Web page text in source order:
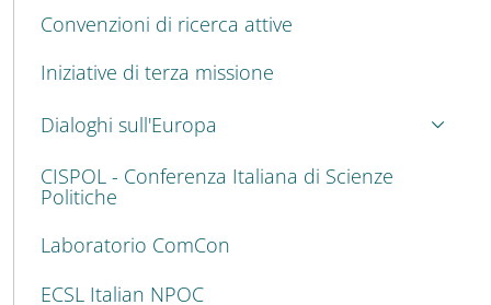
MAIN NAVIGATION
Convenzioni di ricerca attive
Iniziative di terza missione
Dialoghi sull'Europa
CISPOL - Conferenza Italiana di Scienze
Politiche
Laboratorio ComCon
ECSL Italian NPOC